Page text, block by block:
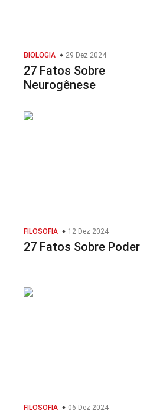
BIOLOGIA 29 Dez 2024
27 Fatos Sobre
Neurogênese
FILOSOFIA 12 Dez 2024
27 Fatos Sobre Poder
FILOSOFIA 06 Dez 2024